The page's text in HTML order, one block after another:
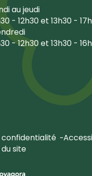
au jeudi
- 12h30 et 13h30 -
- 12h30 et 13h30 -
confidentialité
site
(ouverture dans